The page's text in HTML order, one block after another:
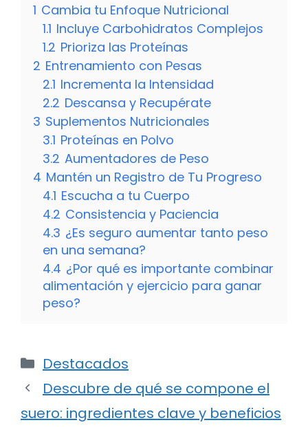
1 Cambia tu Enfoque Nutricional
1.1 Incluye Carbohidratos Complejos
1.2 Prioriza las Proteínas
2 Entrenamiento con Pesas
2.1 Incrementa la Intensidad
2.2 Descansa y Recupérate
3 Suplementos Nutricionales
3.1 Proteínas en Polvo
3.2 Aumentadores de Peso
4 Mantén un Registro de Tu Progreso
4.1 Escucha a tu Cuerpo
4.2 Consistencia y Paciencia
4.3 ¿Es seguro aumentar tanto peso
en una semana?
4.4 ¿Por qué es importante combinar
alimentación y ejercicio para ganar
peso?
Categorías
Destacados
Descubre de qué se compone el
suero: ingredientes clave y beneficios